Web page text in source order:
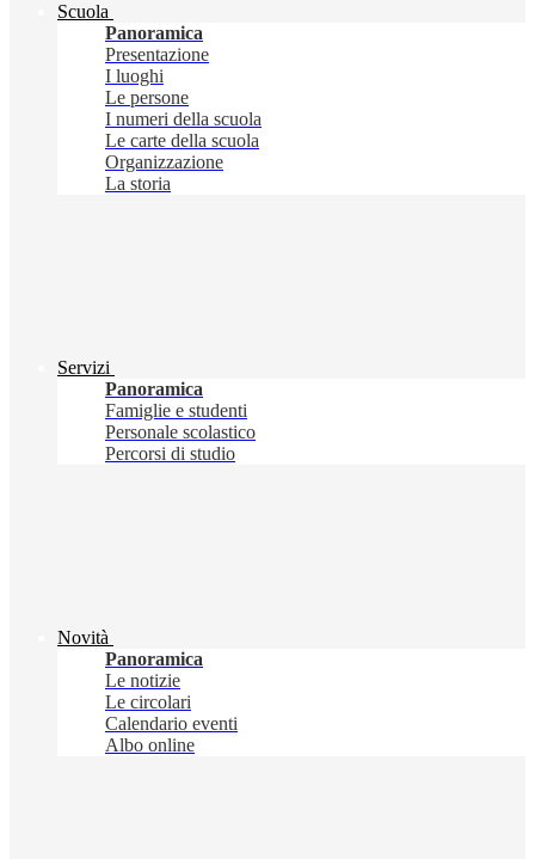
Scuola
Panoramica
Presentazione
I luoghi
Le persone
I numeri della scuola
Le carte della scuola
Organizzazione
La storia
Servizi
Panoramica
Famiglie e studenti
Personale scolastico
Percorsi di studio
Novità
Panoramica
Le notizie
Le circolari
Calendario eventi
Albo online